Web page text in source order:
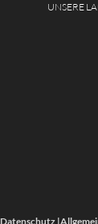
UNSERE
Datenschutz |